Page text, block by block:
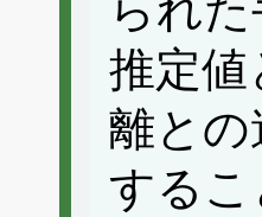
られ
推定値
離との
する